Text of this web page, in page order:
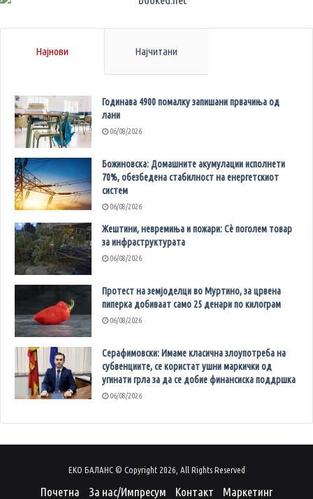
Најнови Најчитани
Годинава 4900 помалку запишани првачиња од
лани
06/08/2026
Божиновска: Домашните акумулации исполнети
70%, обезбедена стабилност на енергетскиот
систем
06/08/2026
Жештини, невремиња и пожари: Сè поголем товар
за инфраструктурата
06/08/2026
Протест на земјоделци во Муртино, за црвена
пиперка добиваат само 25 денари по килограм
06/08/2026
Серафимовски: Имаме класична злоупотреба на
субвенциите, се користат ушни маркички од
угинати грла за да се добие финансиска поддршка
06/08/2026
ЕКО БАЛАНС © Copyright 2026, All Rights Reserved
Почетна За нас/Импресум Контакт Маркетинг